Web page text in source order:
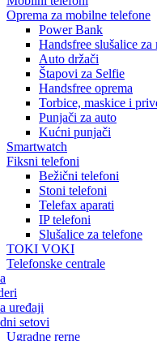
Oprema za mobilne telefone
Power Bank
Handsfree slušalice
Auto držači
Štapovi za Selfie
Handsfree oprema
Torbice, maskice i
Punjači za auto
Kućni punjači
Smartwatch
Fiksni telefoni
Bežični telefoni
Stoni telefoni
Telefax aparati
IP telefoni
Slušalice za telefone
TOKI VOKI
Telefonske centrale
uređaji
setovi
Ugradne rerne